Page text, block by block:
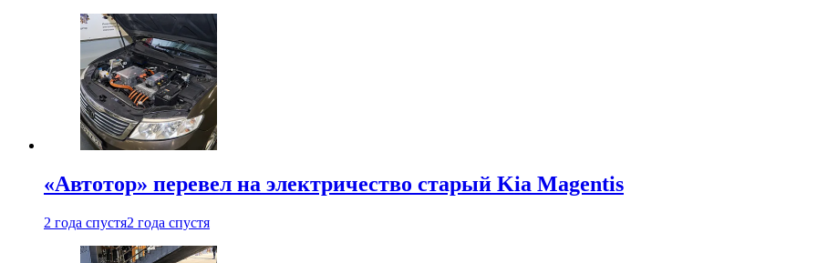
«Автотор» перевел на электричество старый Kia Magentis
2 года спустя2 года спустя